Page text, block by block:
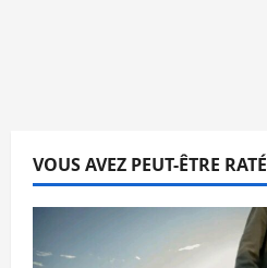
VOUS AVEZ PEUT-ÊTRE RATÉ